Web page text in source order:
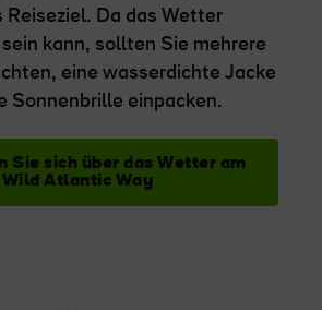
Reiseziel. Da das Wetter
kann, sollten Sie mehrere
eine wasserdichte Jacke
Sonnenbrille einpacken.
Sie sich über das Wetter am
Wild Atlantic Way